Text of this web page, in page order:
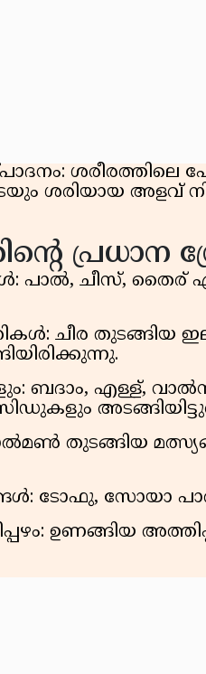
ശരിയായ അളവ്
പാൽ, ചീസ്, തൈര്
ചീര തുടങ്ങിയ
ബദാം, എള്ള്,
തുടങ്ങിയ
ടോഫു, സോയാ പാൽ
ഉണങ്ങിയ